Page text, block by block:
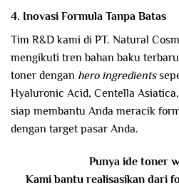
4. Inovasi Formula Tanpa Batas
Tim R&D kami di PT. Natural
mengikuti tren bahan baku
toner dengan hero ingredients
Hyaluronic Acid, Centella
siap membantu Anda meracik
dengan target pasar Anda.
Punya ide toner
Kami bantu realisasikan dari